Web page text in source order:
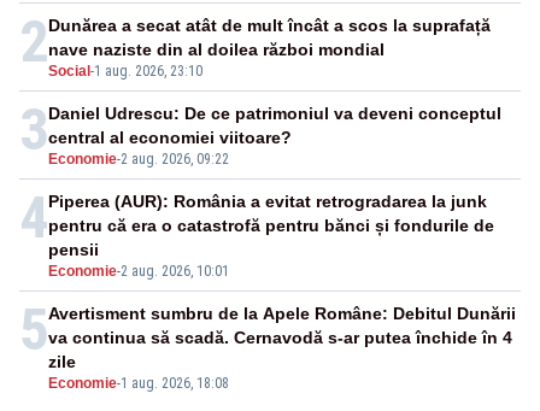
2Social -1 aug. 2026, 23:10
Dunărea a secat atât de mult încât a scos la suprafață
nave naziste din al doilea război mondial
3 Economie-2 aug. 2026, 09:22
Daniel Udrescu: De ce patrimoniul va deveni conceptul
central al economiei viitoare?
4
Economie-2 aug. 2026, 10:01
Piperea (AUR): România a evitat retrogradarea la junk
pentru că era o catastrofă pentru bănci și fondurile de
pensii
5
Economie-1 aug. 2026, 18:08
Avertisment sumbru de la Apele Române: Debitul Dunării
va continua să scadă. Cernavodă s-ar putea închide în 4
zile